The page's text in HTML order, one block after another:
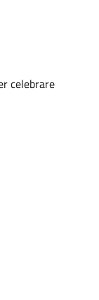
celebrare